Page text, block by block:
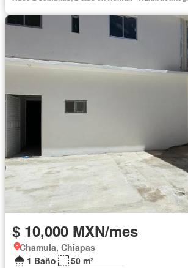
$ 10,000 MXN/mes
Chamula, Chiapas
1 Baño
50 m²